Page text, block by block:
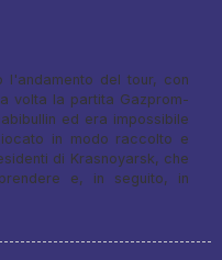
l'andamento del tour, con
volta la partita Gazprom-
ed era impossibile
in modo raccolto e
di Krasnoyarsk, che
e, in seguito, in